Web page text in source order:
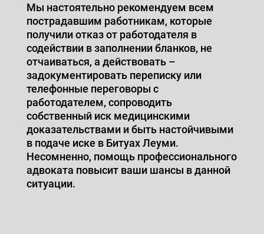
Мы настоятельно рекомендуем всем
пострадавшим работникам, которые
получили отказ от работодателя в
содействии в заполнении бланков, не
отчаиваться, а действовать –
задокументировать переписку или
телефонные переговоры с
работодателем, сопроводить
собственный иск медицинскими
доказательствами и быть настойчивыми
в подаче иске в Битуах Леуми.
Несомненно, помощь профессионального
адвоката повысит ваши шансы в данной
ситуации.